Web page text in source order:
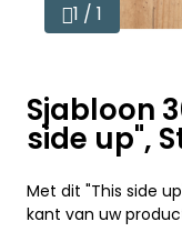
1 / 1
Sjabloon
side up",
Met dit "This side
kant van uw